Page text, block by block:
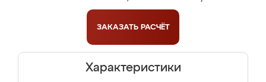
ЗАКАЗАТЬ РАСЧЁТ
Характеристики